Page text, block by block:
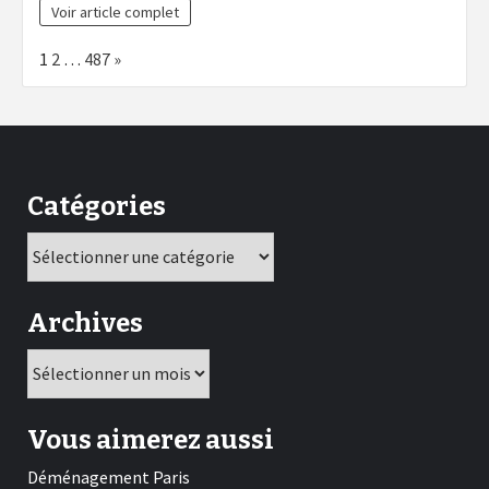
vtc
fiable
Voir article complet
Page:
1 2 … 487 Next
»
Catégories
Archives
Vous aimerez aussi
Déménagement Paris